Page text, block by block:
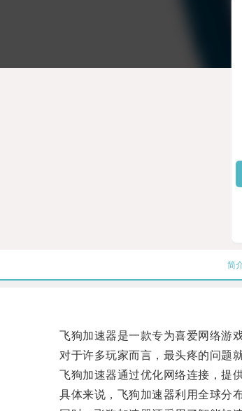
简
飞狗加速器是一款专为喜爱网络游戏
对于许多玩家而言，最头疼的问题就
飞狗加速器通过优化网络连接，提供
具体来说，飞狗加速器利用全球分布